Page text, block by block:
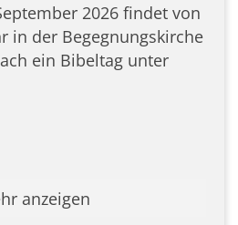
2026 findet von
in der Begegnungskirche
ein Bibeltag unter
anzeigen